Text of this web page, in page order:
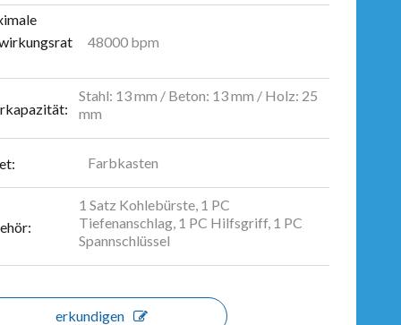
48000 bpm
Stahl: 13 mm / Beton: 13 mm / Holz: 25
mm
Farbkasten
1 Satz Kohlebürste, 1 PC
Tiefenanschlag, 1 PC Hilfsgriff, 1 PC
Spannschlüssel
erkundigen